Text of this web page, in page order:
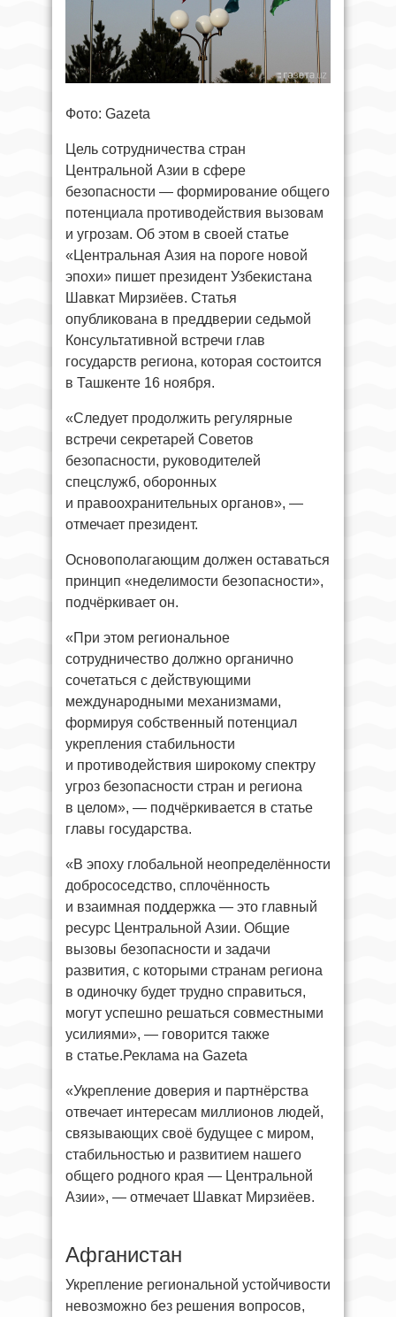
Фото: Gazeta
Цель сотрудничества стран
Центральной Азии в сфере
безопасности — формирование общего
потенциала противодействия вызовам
и угрозам. Об этом в своей статье
«Центральная Азия на пороге новой
эпохи» пишет президент Узбекистана
Шавкат Мирзиёев. Статья
опубликована в преддверии седьмой
Консультативной встречи глав
государств региона, которая состоится
в Ташкенте 16 ноября.
«Следует продолжить регулярные
встречи секретарей Советов
безопасности, руководителей
спецслужб, оборонных
и правоохранительных органов», —
отмечает президент.
Основополагающим должен оставаться
принцип «неделимости безопасности»,
подчёркивает он.
«При этом региональное
сотрудничество должно органично
сочетаться с действующими
международными механизмами,
формируя собственный потенциал
укрепления стабильности
и противодействия широкому спектру
угроз безопасности стран и региона
в целом», — подчёркивается в статье
главы государства.
«В эпоху глобальной неопределённости
добрососедство, сплочённость
и взаимная поддержка — это главный
ресурс Центральной Азии. Общие
вызовы безопасности и задачи
развития, с которыми странам региона
в одиночку будет трудно справиться,
могут успешно решаться совместными
усилиями», — говорится также
в статье.Реклама на Gazeta
«Укрепление доверия и партнёрства
отвечает интересам миллионов людей,
связывающих своё будущее с миром,
стабильностью и развитием нашего
общего родного края — Центральной
Азии», — отмечает Шавкат Мирзиёев.
Афганистан
Укрепление региональной устойчивости
невозможно без решения вопросов,